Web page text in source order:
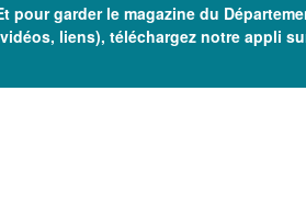
pour garder le magazine du
liens), téléchargez notre appli